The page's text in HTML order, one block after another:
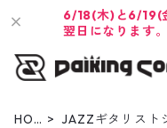
6/18(木)と6/19(
翌日になります。
HO
JAZZギタリスト